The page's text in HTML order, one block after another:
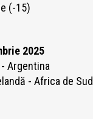
(-15)
2025
Argentina
- Africa de Sud